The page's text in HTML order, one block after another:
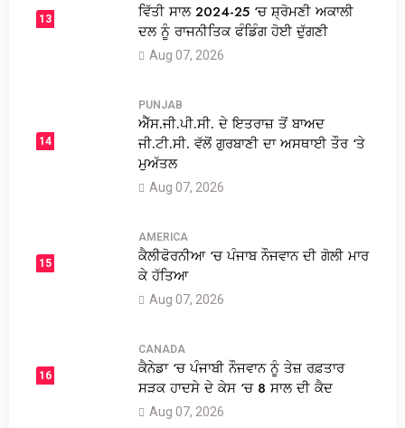
13
ਵਿੱਤੀ ਸਾਲ 2024-25 ‘ਚ ਸ਼੍ਰੋਮਣੀ ਅਕਾਲੀ
ਦਲ ਨੂੰ ਰਾਜਨੀਤਿਕ ਫੰਡਿੰਗ ਹੋਈ ਦੁੱਗਣੀ
Aug 07, 2026
14
PUNJAB
ਐੱਸ.ਜੀ.ਪੀ.ਸੀ. ਦੇ ਇਤਰਾਜ਼ ਤੋਂ ਬਾਅਦ
ਜੀ.ਟੀ.ਸੀ. ਵੱਲੋਂ ਗੁਰਬਾਣੀ ਦਾ ਅਸਥਾਈ ਤੌਰ ‘ਤੇ
ਮੁਅੱਤਲ
Aug 07, 2026
15
AMERICA
ਕੈਲੀਫੋਰਨੀਆ ‘ਚ ਪੰਜਾਬ ਨੌਜਵਾਨ ਦੀ ਗੋਲੀ ਮਾਰ
ਕੇ ਹੱਤਿਆ
Aug 07, 2026
16
CANADA
ਕੈਨੇਡਾ ‘ਚ ਪੰਜਾਬੀ ਨੌਜਵਾਨ ਨੂੰ ਤੇਜ਼ ਰਫ਼ਤਾਰ
ਸੜਕ ਹਾਦਸੇ ਦੇ ਕੇਸ ‘ਚ 8 ਸਾਲ ਦੀ ਕੈਦ
Aug 07, 2026